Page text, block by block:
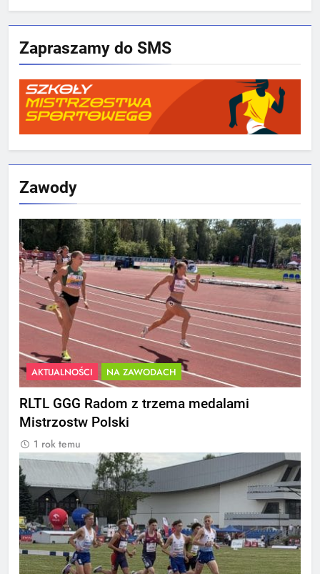
Zapraszamy do SMS
Zawody
AKTUALNOŚCI NA ZAWODACH
RLTL GGG Radom z trzema medalami
Mistrzostw Polski
1 rok temu